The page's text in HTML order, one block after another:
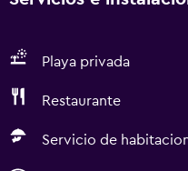
Playa privada
Restaurante
Servicio de